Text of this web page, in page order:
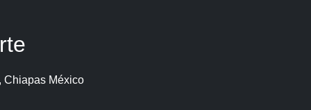
Chiapas México